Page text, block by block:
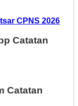
CPNS 2026
Catatan
Catatan